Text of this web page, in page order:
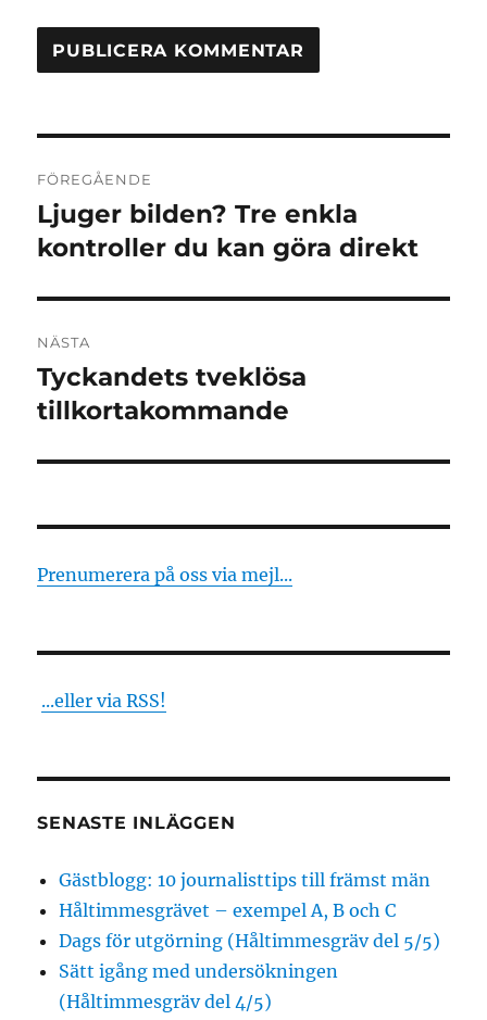
FÖREGÅENDE
Föregående
inlägg:
Ljuger bilden? Tre enkla
kontroller du kan göra direkt
NÄSTA
Nästa
inlägg:
Tyckandets tveklösa
tillkortakommande
Prenumerera på oss via mejl...
...eller via RSS!
SENASTE INLÄGGEN
Gästblogg: 10 journalisttips till främst män
Håltimmesgrävet – exempel A, B och C
Dags för utgörning (Håltimmesgräv del 5/5)
Sätt igång med undersökningen
(Håltimmesgräv del 4/5)